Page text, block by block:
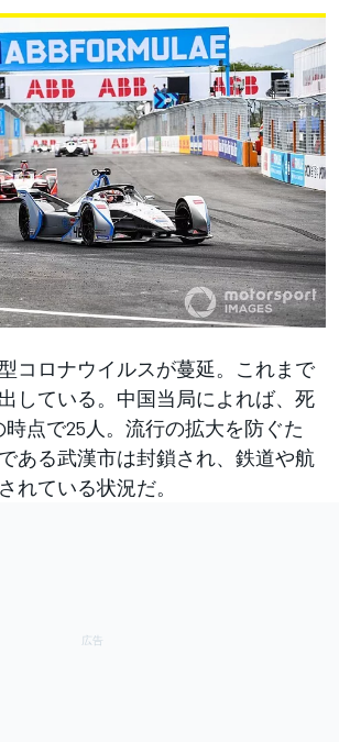
コロナウイルスが蔓延。これまで
している。中国当局によれば、死
時点で25人。流行の拡大を防ぐた
ある武漢市は封鎖され、鉄道や航
れている状況だ。